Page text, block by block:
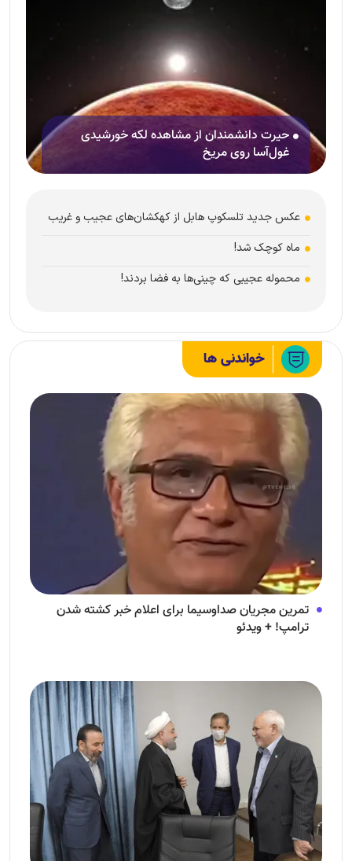
حیرت دانشمندان از مشاهده لکه خورشیدی
غول‌آسا روی مریخ
عکس جدید تلسکوپ هابل از کهکشان‌های عجیب و غریب
ماه کوچک شد!
محموله عجیبی که چینی‌ها به فضا بردند!
خواندنی ها
تمرین مجریان صداوسیما برای اعلام خبر کشته شدن
ترامپ! + ویدئو